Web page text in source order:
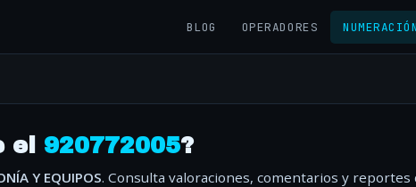
BLOG OPERADORES NUMERACIÓN
el 920772005?
Y EQUIPOS. Consulta valoraciones, comentarios y